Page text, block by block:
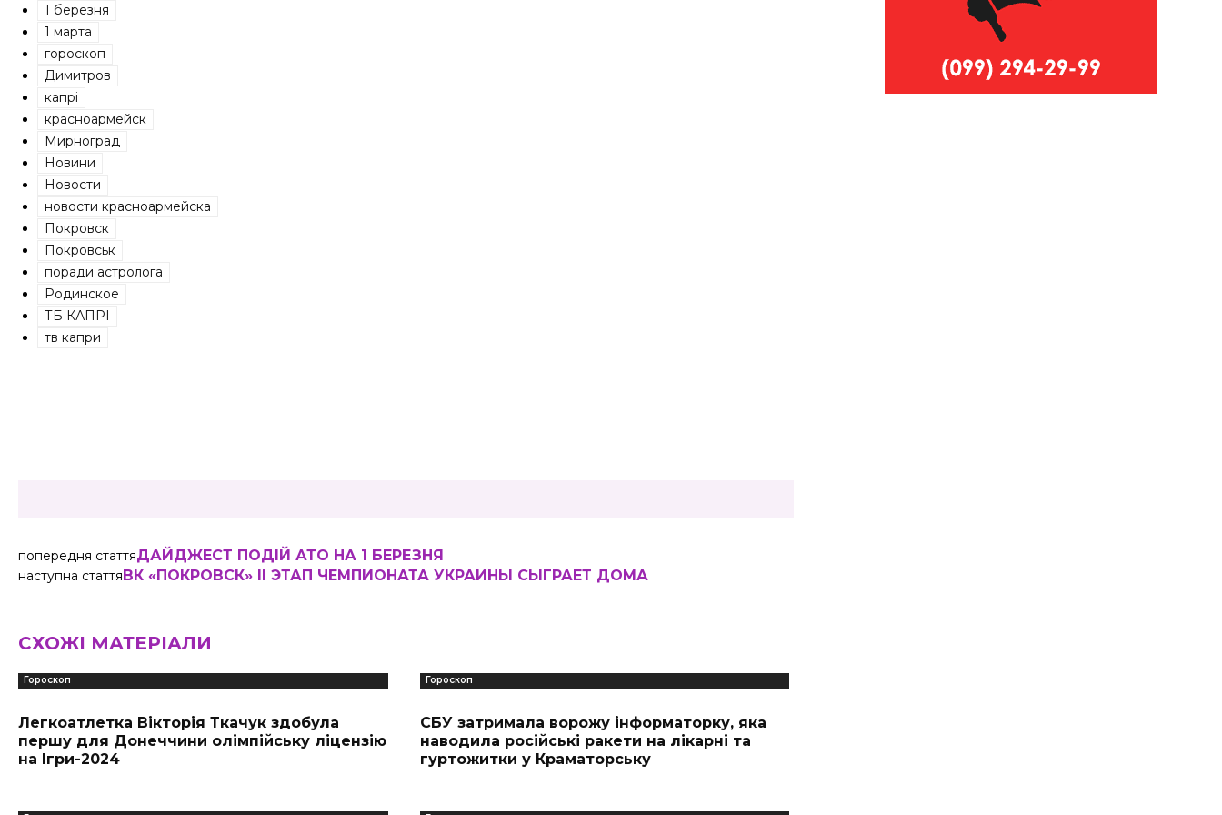
1 березня
1 марта
гороскоп
Димитров
капрі
красноармейск
Мирноград
Новини
Новости
новости красноармейска
Покровск
Покровськ
поради астролога
Родинское
ТБ КАПРІ
тв капри
попередня статтяДАЙДЖЕСТ ПОДІЙ АТО НА 1 БЕРЕЗНЯ
наступна статтяВК «ПОКРОВСК» ІІ ЭТАП ЧЕМПИОНАТА УКРАИНЫ СЫГРАЕТ ДОМА
СХОЖІ МАТЕРІАЛИ
Гороскоп
Легкоатлетка Вікторія Ткачук здобула
першу для Донеччини олімпійську ліцензію
на Ігри-2024
Гороскоп
СБУ затримала ворожу інформаторку, яка
наводила російські ракети на лікарні та
гуртожитки у Краматорську